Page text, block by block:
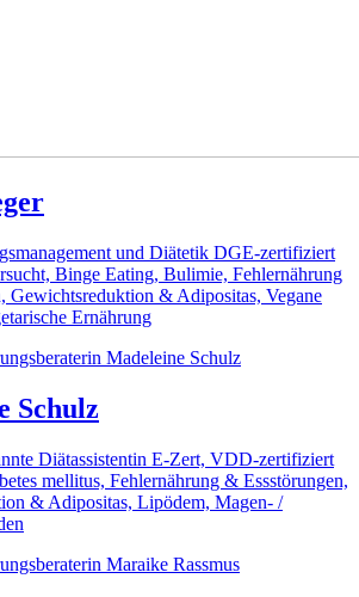
und Diätetik DGE-zertifiziert
Binge Eating, Bulimie, Fehlernährung
Gewichtsreduktion & Adipositas, Vegane
Ernährung
Schulz
Diätassistentin E-Zert, VDD-zertifiziert
mellitus, Fehlernährung & Essstörungen,
& Adipositas, Lipödem, Magen- /